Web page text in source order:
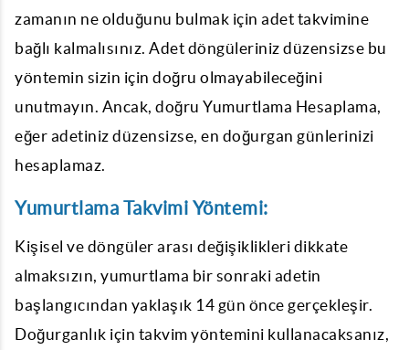
zamanın ne olduğunu bulmak için adet takvimine
bağlı kalmalısınız. Adet döngüleriniz düzensizse bu
yöntemin sizin için doğru olmayabileceğini
unutmayın. Ancak, doğru Yumurtlama Hesaplama,
eğer adetiniz düzensizse, en doğurgan günlerinizi
hesaplamaz.
Yumurtlama Takvimi Yöntemi:
Kişisel ve döngüler arası değişiklikleri dikkate
almaksızın, yumurtlama bir sonraki adetin
başlangıcından yaklaşık 14 gün önce gerçekleşir.
Doğurganlık için takvim yöntemini kullanacaksanız,